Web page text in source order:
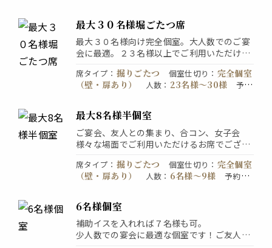
最大３０名様堀ごたつ席
最大３０名様向け完全個室。大人数でのご宴
会に最適。２３名様以上でご利用いただけま
まざまなシーンでご利用いただけます。
席タイプ ： 掘りごたつ 個室仕切り ： 完全個室
（壁・扉あり）
人数 ： 23名様〜30様
予
最大8名様半個室
ご宴会、友人との集まり、合コン、女子会
様々な場面でご利用いただけるお席でござい
りとお食事と会話を楽しめます。
席タイプ ： 掘りごたつ 個室仕切り ： 完全個室
（壁・扉あり）
人数 ： 6名様〜9様 予約：
6名様個室
補助イスを入れれば７名様も可。
少人数での宴会に最適な個室です！ご友人と